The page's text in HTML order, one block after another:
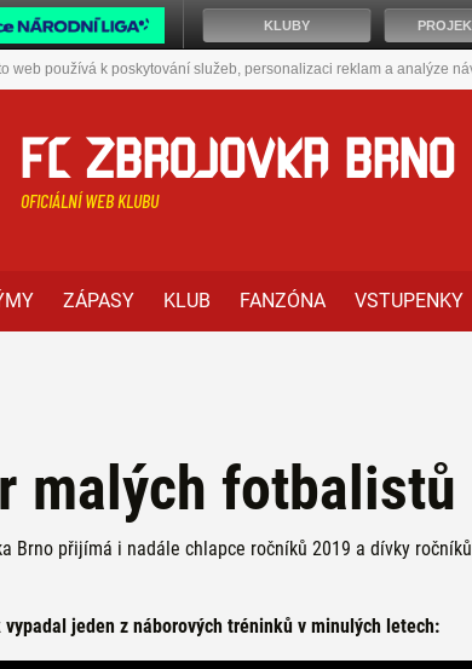
web používá k poskytování služeb, personalizaci reklam a analýze
FC ZBROJOVKA BRNO
OFICIÁLNÍ WEB KLUBU
ZÁPASY KLUB FANZÓNA VSTUPENKY
malých fotbalistů
Brno přijímá i nadále chlapce ročníků 2019 a dívky
jeden z náborových tréninků v minulých letech:
KLUBY